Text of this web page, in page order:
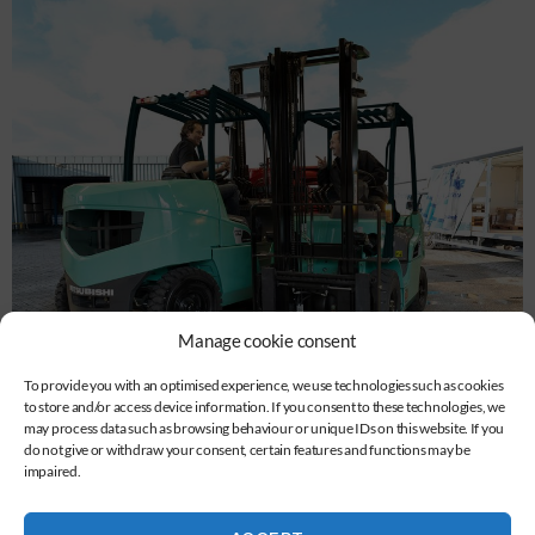
Manage cookie consent
To provide you with an optimised experience, we use technologies such as cookies
to store and/or access device information. If you consent to these technologies, we
may process data such as browsing behaviour or unique IDs on this website. If you
do not give or withdraw your consent, certain features and functions may be
impaired.
Mitsubishi GRENDIA EN FD20-35N3 Series